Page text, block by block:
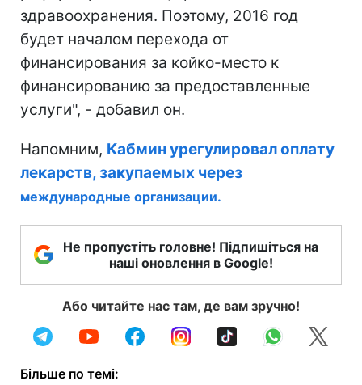
здравоохранения. Поэтому, 2016 год
будет началом перехода от
финансирования за койко-место к
финансированию за предоставленные
услуги", - добавил он.
Напомним, Кабмин урегулировал оплату
лекарств, закупаемых через
международные организации.
Не пропустіть головне! Підпишіться на
наші оновлення в Google!
Або читайте нас там, де вам зручно!
Більше по темі: